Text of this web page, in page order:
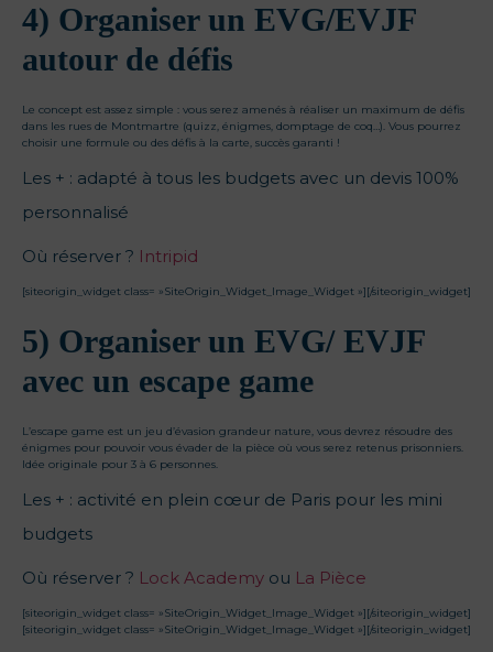
4) Organiser un EVG/EVJF
autour de défis
Le concept est assez simple : vous serez amenés à réaliser un maximum de défis
dans les rues de Montmartre (quizz, énigmes, domptage de coq…). Vous pourrez
choisir une formule ou des défis à la carte, succès garanti !
Les + : adapté à tous les budgets avec un devis 100%
personnalisé
Où réserver ? Intripid
[siteorigin_widget class= »SiteOrigin_Widget_Image_Widget »][/siteorigin_widget]
5) Organiser un EVG/ EVJF
avec un escape game
L’escape game est un jeu d’évasion grandeur nature, vous devrez résoudre des
énigmes pour pouvoir vous évader de la pièce où vous serez retenus prisonniers.
Idée originale pour 3 à 6 personnes.
Les + : activité en plein cœur de Paris pour les mini
budgets
Où réserver ? Lock Academy ou La Pièce
[siteorigin_widget class= »SiteOrigin_Widget_Image_Widget »][/siteorigin_widget]
[siteorigin_widget class= »SiteOrigin_Widget_Image_Widget »][/siteorigin_widget]